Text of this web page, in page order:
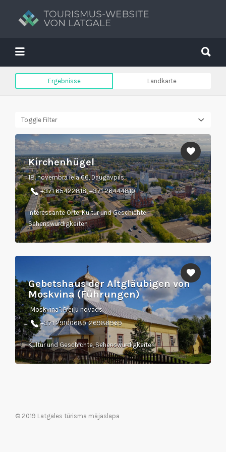
Tavs brīvdienu ceļvedis
Suchen
nach:
nach:
Ergebnisse Landkarte
Toggle Filter
Kirchenhügel
18. novembra iela 66, Daugavpils
+371 65422818, +371 26444810
Interessante Orte, Kultur und Geschichte,
Sehenswürdigkeiten
Gebetshaus der Altgläubigen von
Moskvina (Führungen)
"Moskvina", Preiļu novads
+371 29100689, 26988969
Kultur und Geschichte, Sehenswürdigkeiten
© 2019 Latgales tūrisma mājaslapa